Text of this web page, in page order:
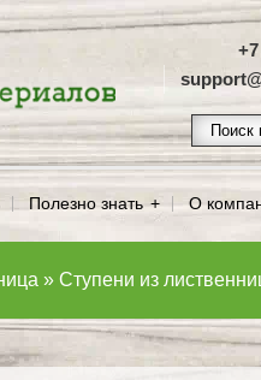
Полезно знать О
» Ступени из